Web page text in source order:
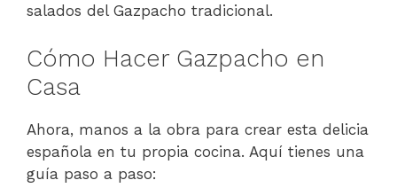
salados del Gazpacho tradicional.
Cómo Hacer Gazpacho en
Casa
Ahora, manos a la obra para crear esta delicia
española en tu propia cocina. Aquí tienes una
guía paso a paso: